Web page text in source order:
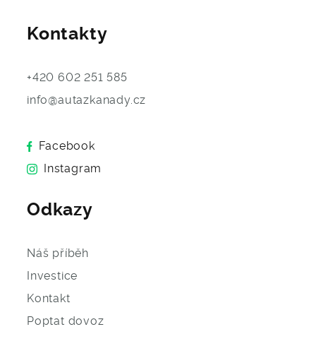
Kontakty
+420 602 251 585
info@autazkanady.cz
Facebook
Instagram
Odkazy
Náš příběh
Investice
Kontakt
Poptat dovoz